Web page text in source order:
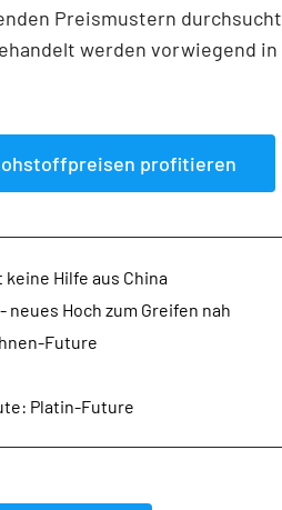
Preismustern durchsucht
werden vorwiegend in
profitieren
Hilfe aus China
Hoch zum Greifen nah
Future
Platin-Future